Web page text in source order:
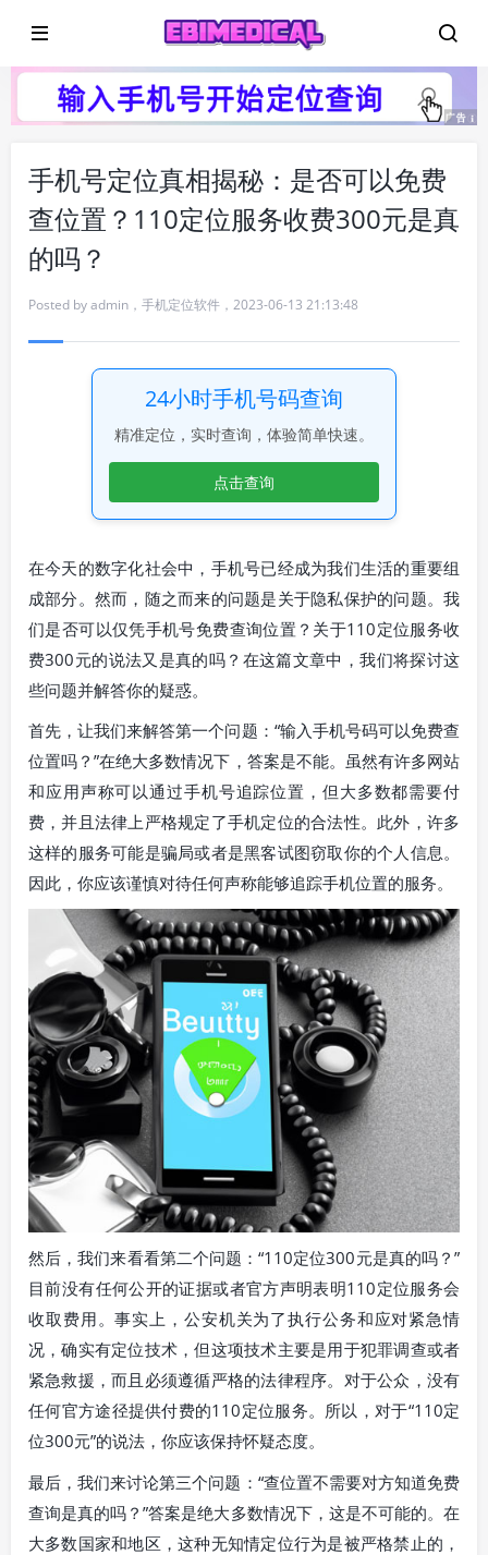
手机号定位真相揭秘：是否可以免费
查位置？110定位服务收费300元是真
的吗？
Posted byadmin ， 手机定位软件 ， 2023-06-13 21:13:48
24小时手机号码查询
精准定位，实时查询，体验简单快速。
点击查询
在今天的数字化社会中，手机号已经成为我们生活的重要组
成部分。然而，随之而来的问题是关于隐私保护的问题。我
们是否可以仅凭手机号免费查询位置？关于110定位服务收
费300元的说法又是真的吗？在这篇文章中，我们将探讨这
些问题并解答你的疑惑。
首先，让我们来解答第一个问题：“输入手机号码可以免费查
位置吗？”在绝大多数情况下，答案是不能。虽然有许多网站
和应用声称可以通过手机号追踪位置，但大多数都需要付
费，并且法律上严格规定了手机定位的合法性。此外，许多
这样的服务可能是骗局或者是黑客试图窃取你的个人信息。
因此，你应该谨慎对待任何声称能够追踪手机位置的服务。
然后，我们来看看第二个问题：“110定位300元是真的吗？”
目前没有任何公开的证据或者官方声明表明110定位服务会
收取费用。事实上，公安机关为了执行公务和应对紧急情
况，确实有定位技术，但这项技术主要是用于犯罪调查或者
紧急救援，而且必须遵循严格的法律程序。对于公众，没有
任何官方途径提供付费的110定位服务。所以，对于“110定
位300元”的说法，你应该保持怀疑态度。
最后，我们来讨论第三个问题：“查位置不需要对方知道免费
查询是真的吗？”答案是绝大多数情况下，这是不可能的。在
大多数国家和地区，这种无知情定位行为是被严格禁止的，